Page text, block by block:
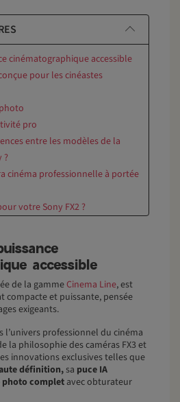
cinématographique accessible
pour les cinéastes
pro
entre les modèles de la
?
cinéma professionnelle à portée
votre Sony FX2 ?
accessible
de la gammeCinema Line, est
compacte et puissante, pensée
exigeants.
l’univers professionnel du cinéma
la philosophie des caméras FX3 et
innovations exclusives telles que
définition, sa puce IA
photo complet avec obturateur